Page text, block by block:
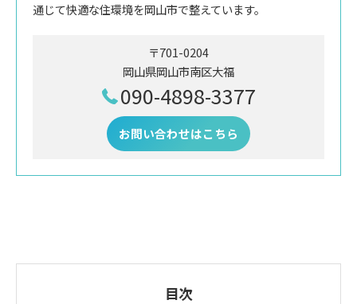
通じて快適な住環境を岡山市で整えています。
〒701-0204
岡山県岡山市南区大福
090-4898-3377
お問い合わせはこちら
目次